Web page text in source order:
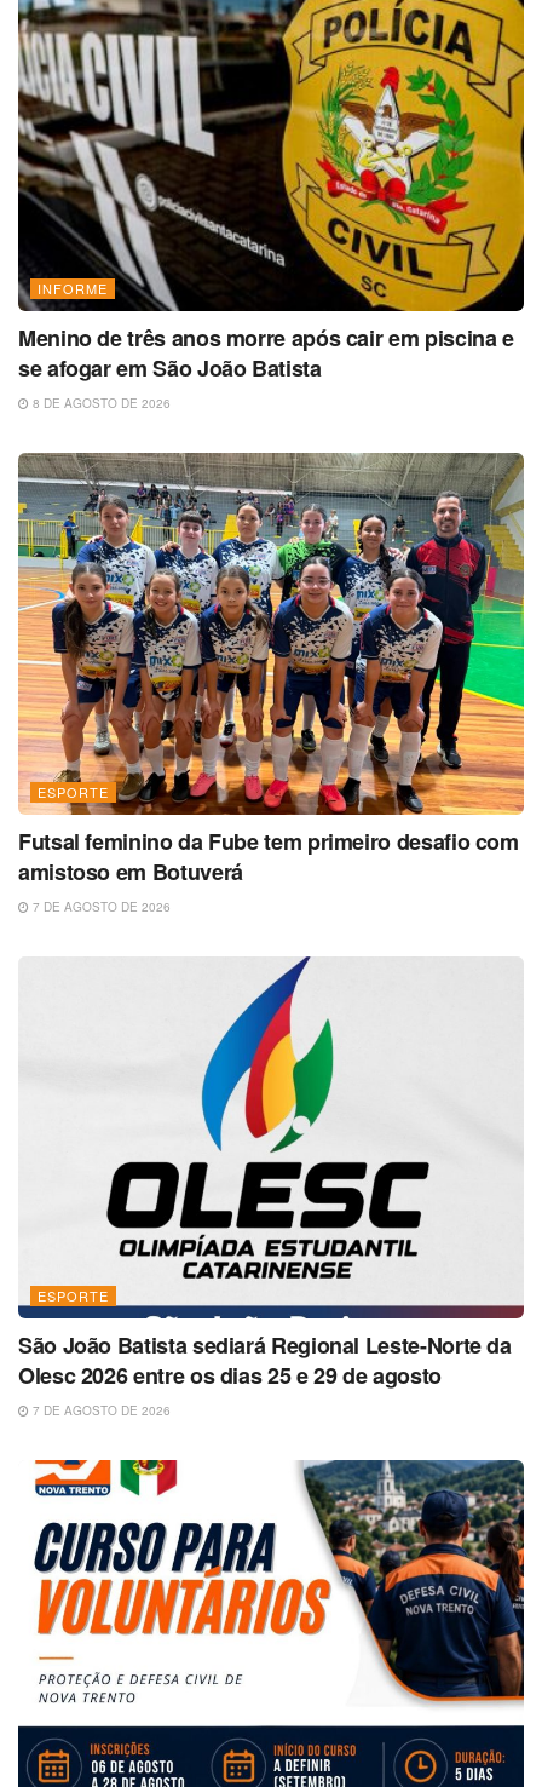
INFORME
Menino de três anos morre após cair em piscina e
se afogar em São João Batista
8 DE AGOSTO DE 2026
ESPORTE
Futsal feminino da Fube tem primeiro desafio com
amistoso em Botuverá
7 DE AGOSTO DE 2026
ESPORTE
São João Batista sediará Regional Leste-Norte da
Olesc 2026 entre os dias 25 e 29 de agosto
7 DE AGOSTO DE 2026